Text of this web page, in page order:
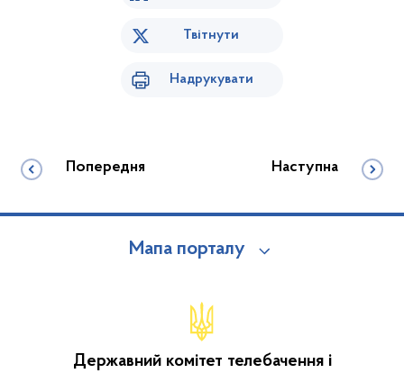
Твітнути
Надрукувати
Попередня Наступна
Мапа порталу
Державний комітет телебачення і